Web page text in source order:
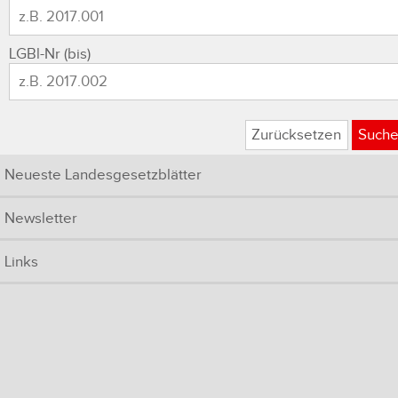
LGBl-Nr (bis)
Zurücksetzen
Neueste Landesgesetzblätter
Newsletter
Links